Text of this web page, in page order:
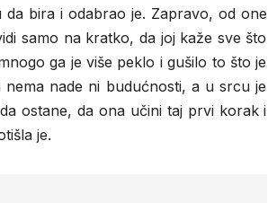
bira i odabrao je. Zapravo, od one
samo na kratko, da joj kaže sve što
ga je više peklo i gušilo to što je
nade ni budućnosti, a u srcu je
ostane, da ona učini taj prvi korak i
je.